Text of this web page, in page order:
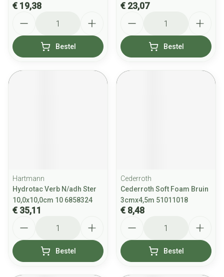
€ 19,38
Bestel
€ 23,07
Bestel
Hartmann
Hydrotac Verb N/adh Ster
10,0x10,0cm 10 6858324
€ 35,11
Bestel
Cederroth
Cederroth Soft Foam Bruin
3cmx4,5m 51011018
€ 8,48
Bestel